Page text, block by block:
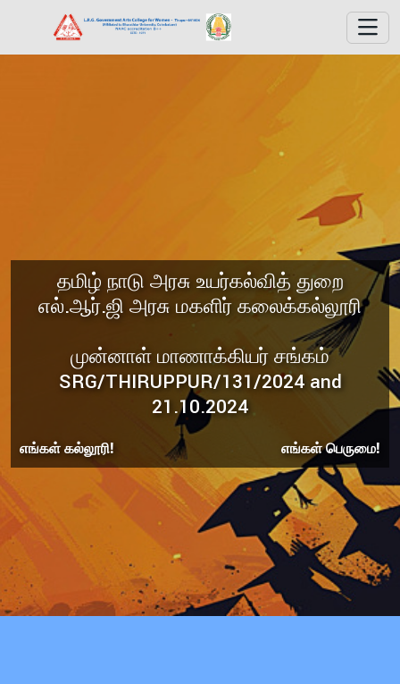
தமிழ் நாடு அரசு உயர்கல்வித் துறை
எல்.ஆர்.ஜி அரசு மகளிர் கலைக்கல்லூரி
முன்னாள் மாணாக்கியர் சங்கம்
SRG/THIRUPPUR/131/2024 and
21.10.2024
எங்கள் கல்லூரி! எங்கள் பெருமை!